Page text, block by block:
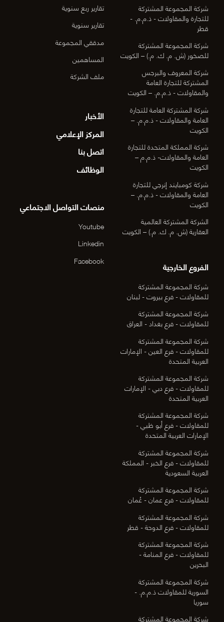
شركة المجموعة المشتركة
للتجارة والمقاولات - ذ.م.م. -
قطر
شركة المجموعة المشتركة
للصخور (ش. م. ك. م.) – الكويت
شركة المعروف والبرجس
المشتركة للتجارة العامة
والمقاولات - ذ.م.م. – الكويت
شركة المشتركة العامة للتجارة
العامة والمقاولات - ذ.م.م. –
الكويت
شركة المملكة المتحدة للتجارة
العامة والمقاولات- ذ.م.م –
الكويت
شركة كومبايند إنرجي للتجارة
العامة والمقاولات - ذ.م.م. –
الكويت
الشركة المشتركة العالمية
العقارية (ش. م. ك. م.) – الكويت
الفروع الخارجية
شركة المجموعة المشتركة
للمقاولات - فرع بيروت - لبنان
شركة المجموعة المشتركة
للمقاولات - فرع بغداد - العراق
شركة المجموعة المشتركة
للمقاولات - فرع العين - الإمارات
العربية المتحدة
شركة المجموعة المشتركة
للمقاولات - فرع دبي - الإمارات
العربية المتحدة
شركة المجموعة المشتركة
للمقاولات - فرع أبو ظبي -
الإمارات العربية المتحدة
شركة المجموعة المشتركة
للمقاولات - فرع الخبر - المملكة
العربية السعودية
شركة المجموعة المشتركة
للمقاولات - فرع عمان - عُمان
شركة المجموعة المشتركة
للمقاولات - فرع الدوحة - قطر
شركة المجموعة المشتركة
للمقاولات - فرع المنامة -
البحرين
شركة المجموعة المشتركة
السورية للمقاولات ذ.م.م. -
سوريا
شركة المجموعة المشتركة
تقارير ربع سنوية
تقارير سنوية
مدققي المجموعة
المساهمين
ملف الشركة
الأخبار
المركز الإعلامي
اتصل بنا
الوظائف
منصات التواصل الاجتماعي
Youtube
Linkedin
Facebook